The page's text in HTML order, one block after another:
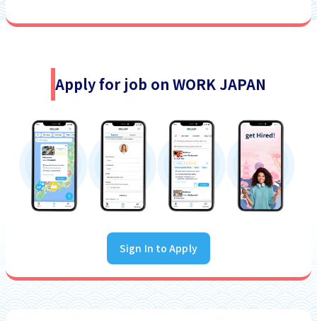
Apply for job on WORK JAPAN
Sign In to Apply